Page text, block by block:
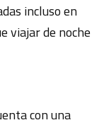
incluso en
viajar de noche
con una